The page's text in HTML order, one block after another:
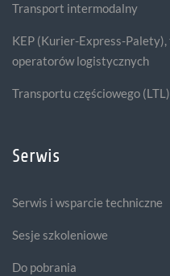
Transport intermodalny
KEP (Kurier-Express-
operatorów logistycznych
Transportu częściowego
Serwis
Serwis i wsparcie techniczne
Sesje szkoleniowe
Do pobrania